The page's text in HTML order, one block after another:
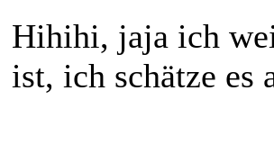
Hihihi, jaja ich
ist, ich schätze es